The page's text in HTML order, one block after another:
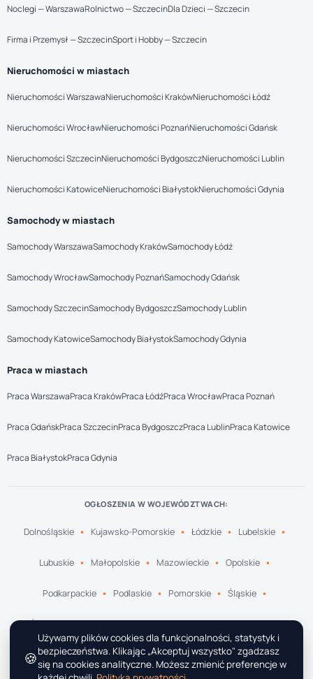
Noclegi — WarszawaRolnictwo — SzczecinDla Dzieci — Szczecin
Firma i Przemysł — SzczecinSport i Hobby — Szczecin
Nieruchomości w miastach
Nieruchomości WarszawaNieruchomości KrakówNieruchomości Łódź
Nieruchomości WrocławNieruchomości PoznańNieruchomości Gdańsk
Nieruchomości SzczecinNieruchomości BydgoszczNieruchomości Lublin
Nieruchomości KatowiceNieruchomości BiałystokNieruchomości Gdynia
Samochody w miastach
Samochody WarszawaSamochody KrakówSamochody Łódź
Samochody WrocławSamochody PoznańSamochody Gdańsk
Samochody SzczecinSamochody BydgoszczSamochody Lublin
Samochody KatowiceSamochody BiałystokSamochody Gdynia
Praca w miastach
Praca WarszawaPraca KrakówPraca ŁódźPraca WrocławPraca Poznań
Praca GdańskPraca SzczecinPraca BydgoszczPraca LublinPraca Katowice
Praca BiałystokPraca Gdynia
OGŁOSZENIA W WOJEWÓDZTWACH:
Dolnośląskie Kujawsko-Pomorskie Łódzkie Lubelskie
Lubuskie Małopolskie Mazowieckie Opolskie
Podkarpackie Podlaskie Pomorskie Śląskie
Świętokrzyskie Warmińsko-Mazurskie Wielkopolskie
Zachodniopomorskie
🍪
Używamy plików cookies dla funkcjonalności, statystyk i
bezpieczeństwa. Klikając „Akceptuj wszystko" zgadzasz
się na cookies analityczne. Możesz zmienić preferencje w